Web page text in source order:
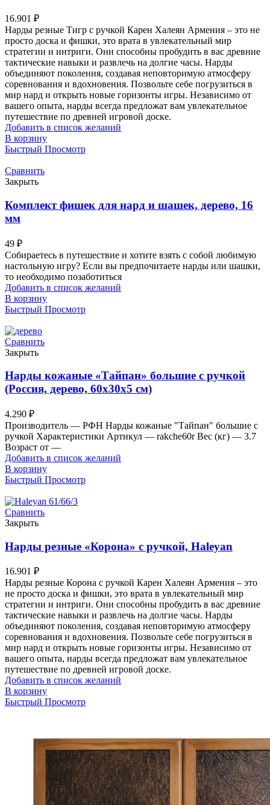
16.901 ₽
Нарды резные Тигр с ручкой Карен Халеян Армения – это не
просто доска и фишки, это врата в увлекательный мир
стратегии и интриги. Они способны пробудить в вас древние
тактические навыки и развлечь на долгие часы. Нарды
объединяют поколения, создавая неповторимую атмосферу
соревнования и вдохновения. Позвольте себе погрузиться в
мир нард и открыть новые горизонты игры. Независимо от
вашего опыта, нарды всегда предложат вам увлекательное
путешествие по древней игровой доске.
Добавить в список желаний
В корзину
Быстрый Просмотр
Сравнить
Закрыть
Комплект фишек для нард и шашек, дерево, 16
мм
49 ₽
Собираетесь в путешествие и хотите взять с собой любимую
настольную игру? Если вы предпочитаете нарды или шашки,
то необходимо позаботиться
Добавить в список желаний
В корзину
Быстрый Просмотр
Сравнить
Закрыть
Нарды кожаные «Тайпан» большие с ручкой
(Россия, дерево, 60х30х5 см)
4.290 ₽
Производитель — РФН Нарды кожаные "Тайпан" большие с
ручкой Характеристики Артикул — rakche60r Вес (кг) — 3.7
Возраст от —
Добавить в список желаний
В корзину
Быстрый Просмотр
Сравнить
Закрыть
Нарды резные «Корона» с ручкой, Haleyan
16.901 ₽
Нарды резные Корона с ручкой Карен Халеян Армения – это
не просто доска и фишки, это врата в увлекательный мир
стратегии и интриги. Они способны пробудить в вас древние
тактические навыки и развлечь на долгие часы. Нарды
объединяют поколения, создавая неповторимую атмосферу
соревнования и вдохновения. Позвольте себе погрузиться в
мир нард и открыть новые горизонты игры. Независимо от
вашего опыта, нарды всегда предложат вам увлекательное
путешествие по древней игровой доске.
Добавить в список желаний
В корзину
Быстрый Просмотр